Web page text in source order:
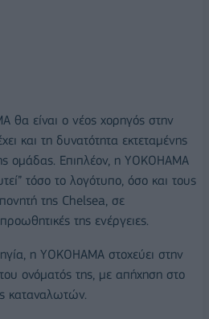
θα είναι ο νέος χορηγός στην
και τη δυνατότητα εκτεταμένης
ομάδας. Επιπλέον, η ΥΟΚΟΗΑΜΑ
τόσο το λογότυπο, όσο και τους
της Chelsea, σε
της ενέργειες.
η ΥΟΚΟΗΑΜΑ στοχεύει στην
ονόματός της, με απήχηση στο
καταναλωτών.